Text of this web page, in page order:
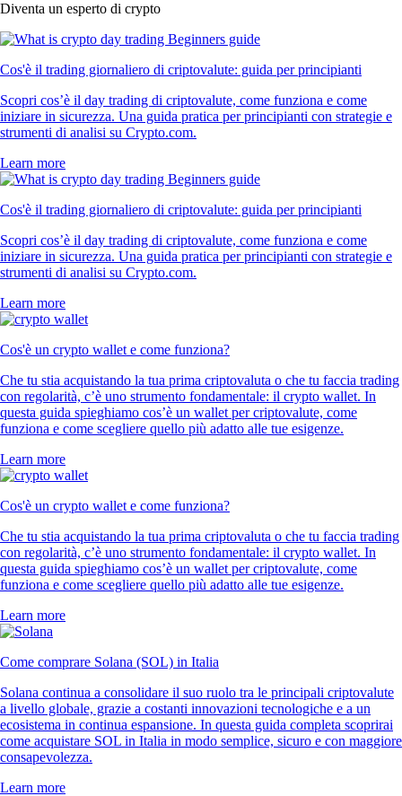
Diventa un esperto di crypto
Cos'è il trading giornaliero di criptovalute: guida per principianti
Scopri cos’è il day trading di criptovalute, come funziona e come
iniziare in sicurezza. Una guida pratica per principianti con strategie e
strumenti di analisi su Crypto.com.
Learn more
Cos'è il trading giornaliero di criptovalute: guida per principianti
Scopri cos’è il day trading di criptovalute, come funziona e come
iniziare in sicurezza. Una guida pratica per principianti con strategie e
strumenti di analisi su Crypto.com.
Learn more
Cos'è un crypto wallet e come funziona?
Che tu stia acquistando la tua prima criptovaluta o che tu faccia trading
con regolarità, c’è uno strumento fondamentale: il crypto wallet. In
questa guida spieghiamo cos’è un wallet per criptovalute, come
funziona e come scegliere quello più adatto alle tue esigenze.
Learn more
Cos'è un crypto wallet e come funziona?
Che tu stia acquistando la tua prima criptovaluta o che tu faccia trading
con regolarità, c’è uno strumento fondamentale: il crypto wallet. In
questa guida spieghiamo cos’è un wallet per criptovalute, come
funziona e come scegliere quello più adatto alle tue esigenze.
Learn more
Come comprare Solana (SOL) in Italia
Solana continua a consolidare il suo ruolo tra le principali criptovalute
a livello globale, grazie a costanti innovazioni tecnologiche e a un
ecosistema in continua espansione. In questa guida completa scoprirai
come acquistare SOL in Italia in modo semplice, sicuro e con maggiore
consapevolezza.
Learn more